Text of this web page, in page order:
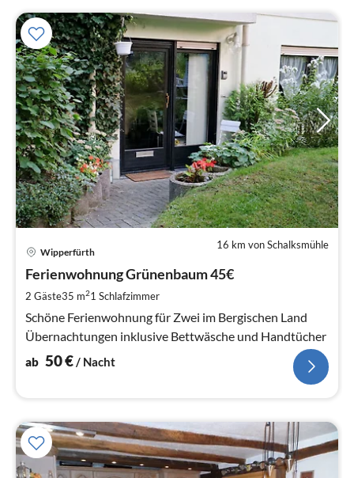
16 km von Schalksmühle
Wipperfürth
Ferienwohnung Grünenbaum 45€
2 Gäste35 m21 Schlafzimmer
Schöne Ferienwohnung für Zwei im Bergischen Land
Übernachtungen inklusive Bettwäsche und Handtücher
ab 50€/ Nacht